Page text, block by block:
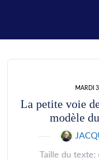
MARDI
La petite voie
modèle
Taille du texte: